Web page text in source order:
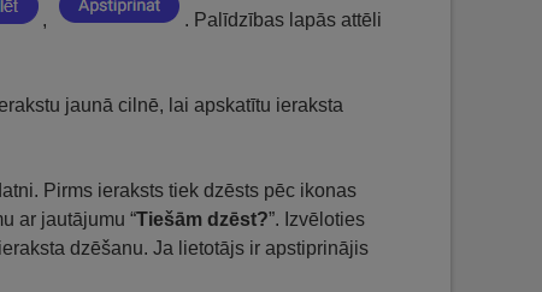
,
. Palīdzības lapās attēli
jaunā cilnē, lai apskatītu ieraksta
Pirms ieraksts tiek dzēsts pēc ikonas
ar jautājumu “Tiešām dzēst?”. Izvēloties
dzēšanu. Ja lietotājs ir apstiprinājis